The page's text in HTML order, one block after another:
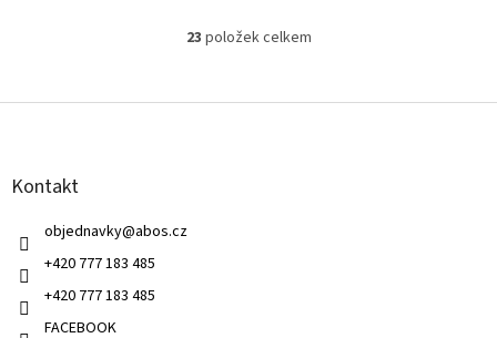
O
á
23 položek celkem
Kontakt
objednavky@abos.cz
+420 777 183 485
+420 777 183 485
FACEBOOK